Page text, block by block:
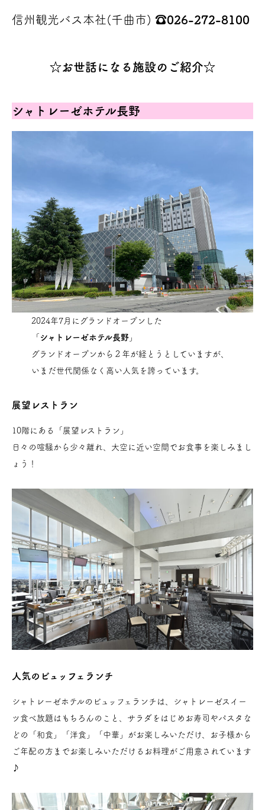
信州観光バス本社(千曲市) ☎026-272-8100
☆お世話になる施設のご紹介☆
シャトレーゼホテル長野
2024年7月にグランドオープンした
「 シャトレーゼホテル長野 」
グランドオープンから２年が経とうとしていますが、
いまだ世代関係なく高い人気を誇っています。
展望レストラン
10階にある「展望レストラン」
日々の喧騒から少々離れ、大空に近い空間でお食事を楽しみまし
ょう！
人気のビュッフェランチ
シャトレーゼホテルのビュッフェランチは、シャトレーゼスイー
ツ食べ放題はもちろんのこと、サラダをはじめお寿司やパスタな
どの「和食」「洋食」「中華」がお楽しみいただけ、お子様から
ご年配の方までお楽しみいただけるお料理がご用意されています
♪